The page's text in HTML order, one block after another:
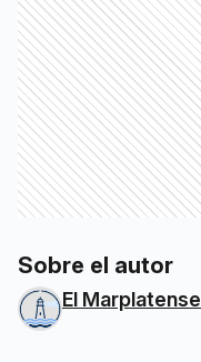
Sobre el autor
El Marplatense